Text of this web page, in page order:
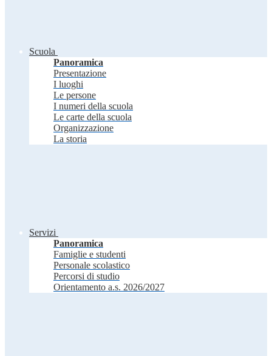
Scuola
Panoramica
Presentazione
I luoghi
Le persone
I numeri della scuola
Le carte della scuola
Organizzazione
La storia
Servizi
Panoramica
Famiglie e studenti
Personale scolastico
Percorsi di studio
Orientamento a.s. 2026/2027